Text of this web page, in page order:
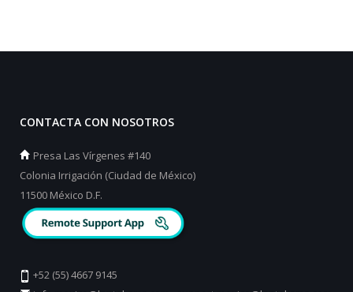
CONTACTA CON NOSOTROS
Presa Las Vírgenes #140
Colonia Irrigación (Ciudad de México)
11500 México D.F.
+52 (55) 4667 9145